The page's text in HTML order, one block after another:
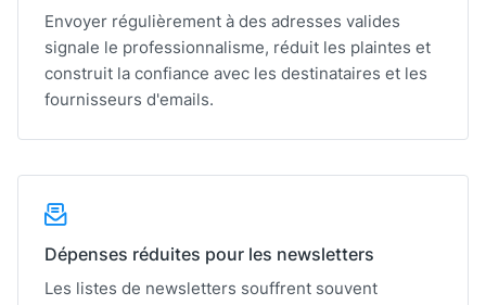
Envoyer régulièrement à des adresses valides
signale le professionnalisme, réduit les plaintes et
construit la confiance avec les destinataires et les
fournisseurs d'emails.
Dépenses réduites pour les newsletters
Les listes de newsletters souffrent souvent